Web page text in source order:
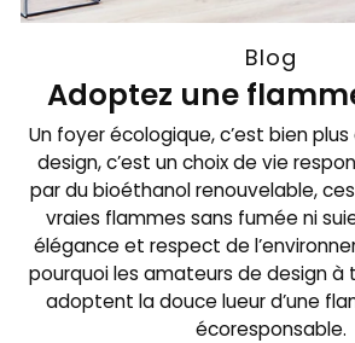
Blog
Adoptez une
Un foyer écologique, c’est bien
design, c’est un choix de vie
par du bioéthanol renouvelable,
vraies flammes sans fumée ni
élégance et respect de
pourquoi les amateurs de design à
adoptent la douce lueur d’une
écoresponsable.